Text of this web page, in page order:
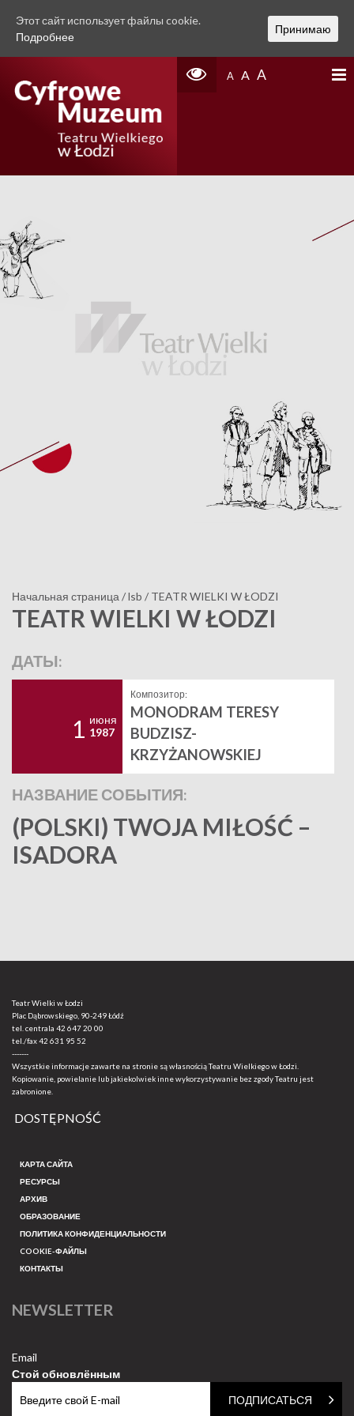
A A A
Начальная страница /lsb / TEATR WIELKI W ŁODZI
TEATR WIELKI W ŁODZI
ДАТЫ:
1 июня
1987
Композитор:
MONODRAM TERESY
BUDZISZ-
KRZYŻANOWSKIEJ
НАЗВАНИЕ СОБЫТИЯ:
(POLSKI) TWOJA MIŁOŚĆ –
ISADORA
Teatr Wielki w Łodzi
Plac Dąbrowskiego, 90-249 Łódź
tel. centrala 42 647 20 00
tel./fax42 631 95 52
-------
Wszystkie informacje zawarte na stronie są własnością Teatru Wielkiego w Łodzi.
Kopiowanie, powielanie lub jakiekolwiek inne wykorzystywanie bez zgody Teatru jest
zabronione.
DOSTĘPNOŚĆ
КАРТА САЙТА
РЕСУРСЫ
АРХИВ
ОБРАЗОВАНИЕ
ПОЛИТИКА КОНФИДЕНЦИАЛЬНОСТИ
COOKIE-ФАЙЛЫ
КОНТАКТЫ
NEWSLETTER
Email
Стой обновлённым
Этот сайт использует файлы cookie.
Подробнее
Принимаю